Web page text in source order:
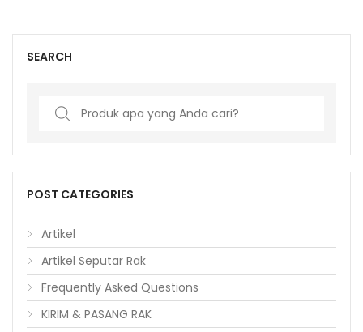
SEARCH
Search
POST CATEGORIES
Artikel
Artikel Seputar Rak
Frequently Asked Questions
KIRIM & PASANG RAK